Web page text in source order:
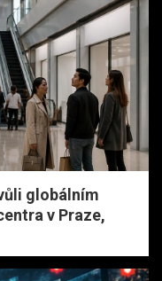
globálním
v Praze,